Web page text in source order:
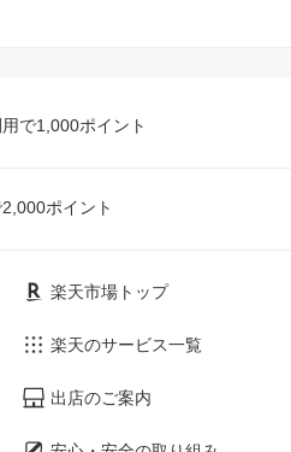
で1,000ポイント
ポイント
楽天市場トップ
楽天のサービス一覧
出店のご案内